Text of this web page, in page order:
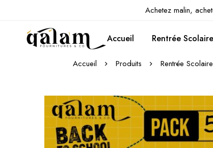
Achetez malin,
Accueil Rentrée Scolaire
Accueil Produits Rentrée Scolaire